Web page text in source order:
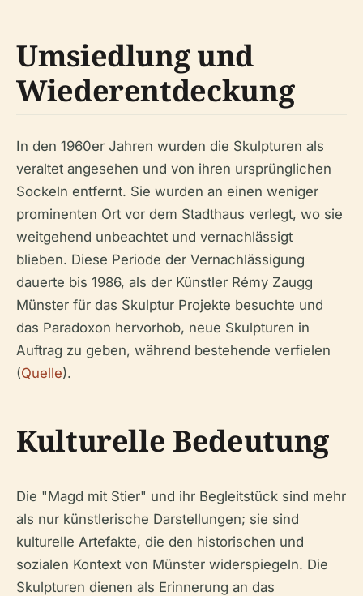
Umsiedlung und
Wiederentdeckung
In den 1960er Jahren wurden die Skulpturen als
veraltet angesehen und von ihren ursprünglichen
Sockeln entfernt. Sie wurden an einen weniger
prominenten Ort vor dem Stadthaus verlegt, wo sie
weitgehend unbeachtet und vernachlässigt
blieben. Diese Periode der Vernachlässigung
dauerte bis 1986, als der Künstler Rémy Zaugg
Münster für das Skulptur Projekte besuchte und
das Paradoxon hervorhob, neue Skulpturen in
Auftrag zu geben, während bestehende verfielen
(Quelle).
Kulturelle Bedeutung
Die "Magd mit Stier" und ihr Begleitstück sind mehr
als nur künstlerische Darstellungen; sie sind
kulturelle Artefakte, die den historischen und
sozialen Kontext von Münster widerspiegeln. Die
Skulpturen dienen als Erinnerung an das